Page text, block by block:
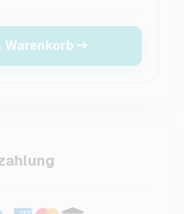
Warenkorb